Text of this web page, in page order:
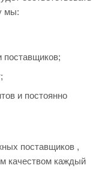
мы:
поставщиков;
и постоянно
поставщиков ,
качеством каждый